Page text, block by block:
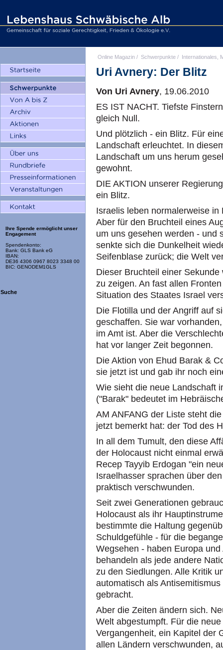
Ihre Spende ermöglicht unser
Engagement
Spendenkonto:
Bank: GLS Bank eG
IBAN:
DE36 4306 0967 8023 3348 00
BIC: GENODEM1GLS
Suche
Online Magazin / Schwerpunkte / Internationales,
Uri Avnery: Der Blitz
Von Uri Avnery, 19.06.2010
ES IST NACHT. Tiefste
gleich Null.
Und plötzlich - ein Blitz. Für
Landschaft erleuchtet. In
Landschaft um uns herum
gewohnt.
DIE AKTION unserer
ein Blitz.
Israelis leben normalerweise
Aber für den Bruchteil eines
um uns gesehen werden - und
senkte sich die Dunkelheit
Seifenblase zurück; die Welt
Dieser Bruchteil einer
zu zeigen. An fast allen
Situation des Staates Israel
Die Flotilla und der Angriff auf
geschaffen. Sie war
im Amt ist. Aber die
hat vor langer Zeit begonnen.
Die Aktion von Ehud Barak &
sie jetzt ist und gab ihr noch
Wie sieht die neue Landschaft
("Barak" bedeutet im
AM ANFANG der Liste steht
jetzt bemerkt hat: der Tod des
In all dem Tumult, den diese
der Holocaust nicht einmal
Recep Tayyib Erdogan "ein
Israelhasser sprachen über
praktisch verschwunden.
Seit zwei Generationen
Holocaust als ihr
bestimmte die Haltung
Schuldgefühle - für die
Wegsehen - haben Europa
behandeln als jede andere
zu den Siedlungen. Alle Kritik
automatisch als
gebracht.
Aber die Zeiten ändern sich.
Welt abgestumpft. Für die
Vergangenheit, ein Kapitel der
allen Ländern verschwunden,